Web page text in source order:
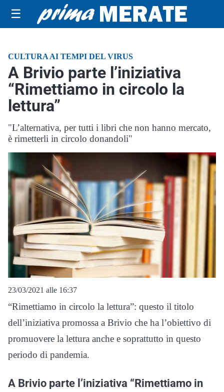
☰
CULTURA AI TEMPI DEL VIRUS
A Brivio parte l’iniziativa
“Rimettiamo in circolo la
lettura”
"L’alternativa, per tutti i libri che non hanno mercato,
è rimetterli in circolo donandoli"
23/03/2021 alle 16:37
“Rimettiamo in circolo la lettura”: questo il titolo
dell’iniziativa promossa a Brivio che ha l’obiettivo di
promuovere la lettura anche e soprattutto in questo
periodo di pandemia.
A Brivio parte l’iniziativa “Rimettiamo in